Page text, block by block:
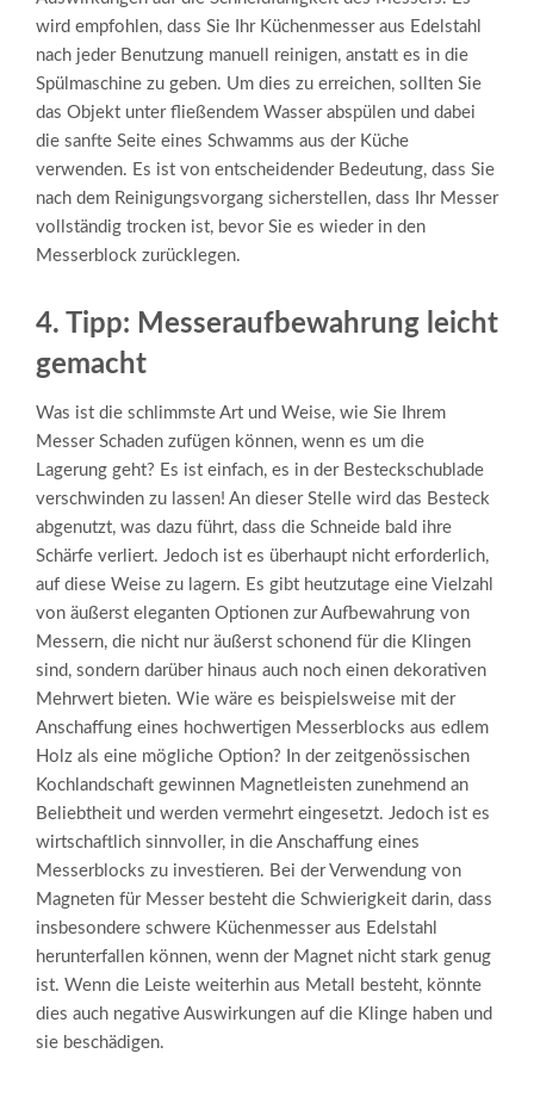
wird empfohlen, dass Sie Ihr Küchenmesser aus Edelstahl
nach jeder Benutzung manuell reinigen, anstatt es in die
Spülmaschine zu geben. Um dies zu erreichen, sollten Sie
das Objekt unter fließendem Wasser abspülen und dabei
die sanfte Seite eines Schwamms aus der Küche
verwenden. Es ist von entscheidender Bedeutung, dass Sie
nach dem Reinigungsvorgang sicherstellen, dass Ihr Messer
vollständig trocken ist, bevor Sie es wieder in den
Messerblock zurücklegen.
4. Tipp: Messeraufbewahrung leicht
gemacht
Was ist die schlimmste Art und Weise, wie Sie Ihrem
Messer Schaden zufügen können, wenn es um die
Lagerung geht? Es ist einfach, es in der Besteckschublade
verschwinden zu lassen! An dieser Stelle wird das Besteck
abgenutzt, was dazu führt, dass die Schneide bald ihre
Schärfe verliert. Jedoch ist es überhaupt nicht erforderlich,
auf diese Weise zu lagern. Es gibt heutzutage eine Vielzahl
von äußerst eleganten Optionen zur Aufbewahrung von
Messern, die nicht nur äußerst schonend für die Klingen
sind, sondern darüber hinaus auch noch einen dekorativen
Mehrwert bieten. Wie wäre es beispielsweise mit der
Anschaffung eines hochwertigen Messerblocks aus edlem
Holz als eine mögliche Option? In der zeitgenössischen
Kochlandschaft gewinnen Magnetleisten zunehmend an
Beliebtheit und werden vermehrt eingesetzt. Jedoch ist es
wirtschaftlich sinnvoller, in die Anschaffung eines
Messerblocks zu investieren. Bei der Verwendung von
Magneten für Messer besteht die Schwierigkeit darin, dass
insbesondere schwere Küchenmesser aus Edelstahl
herunterfallen können, wenn der Magnet nicht stark genug
ist. Wenn die Leiste weiterhin aus Metall besteht, könnte
dies auch negative Auswirkungen auf die Klinge haben und
sie beschädigen.